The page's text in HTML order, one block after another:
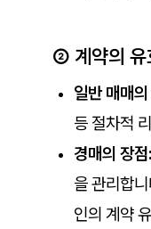
② 계약의 유
일반 매매
등 절차적
경매의 장점:
을 관리합
인의 계약